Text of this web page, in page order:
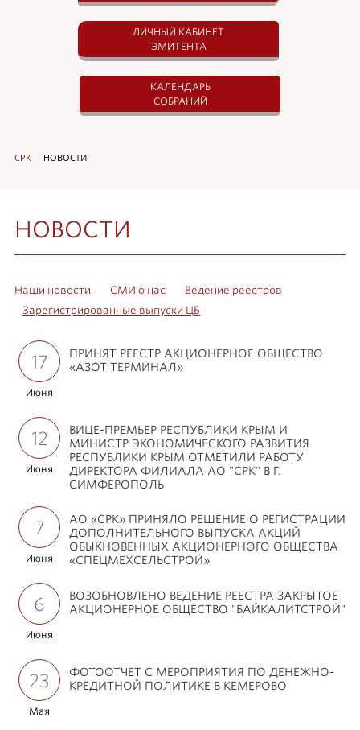
ЛИЧНЫЙ КАБИНЕТ
ЭМИТЕНТА
КАЛЕНДАРЬ
СОБРАНИЙ
СРК НОВОСТИ
НОВОСТИ
Наши новости СМИ о нас
Ведение реестров
Зарегистрированные выпуски ЦБ
17
Июня
ПРИНЯТ РЕЕСТР АКЦИОНЕРНОЕ ОБЩЕСТВО
«АЗОТ ТЕРМИНАЛ»
12
Июня
ВИЦЕ-ПРЕМЬЕР РЕСПУБЛИКИ КРЫМ И
МИНИСТР ЭКОНОМИЧЕСКОГО РАЗВИТИЯ
РЕСПУБЛИКИ КРЫМ ОТМЕТИЛИ РАБОТУ
ДИРЕКТОРА ФИЛИАЛА АО "СРК" В Г.
СИМФЕРОПОЛЬ
7
Июня
АО «СРК» ПРИНЯЛО РЕШЕНИЕ О РЕГИСТРАЦИИ
ДОПОЛНИТЕЛЬНОГО ВЫПУСКА АКЦИЙ
ОБЫКНОВЕННЫХ АКЦИОНЕРНОГО ОБЩЕСТВА
«СПЕЦМЕХСЕЛЬСТРОЙ»
6
Июня
ВОЗОБНОВЛЕНО ВЕДЕНИЕ РЕЕСТРА ЗАКРЫТОЕ
АКЦИОНЕРНОЕ ОБЩЕСТВО "БАЙКАЛИТСТРОЙ"
23
Мая
ФОТООТЧЕТ С МЕРОПРИЯТИЯ ПО ДЕНЕЖНО-
КРЕДИТНОЙ ПОЛИТИКЕ В КЕМЕРОВО